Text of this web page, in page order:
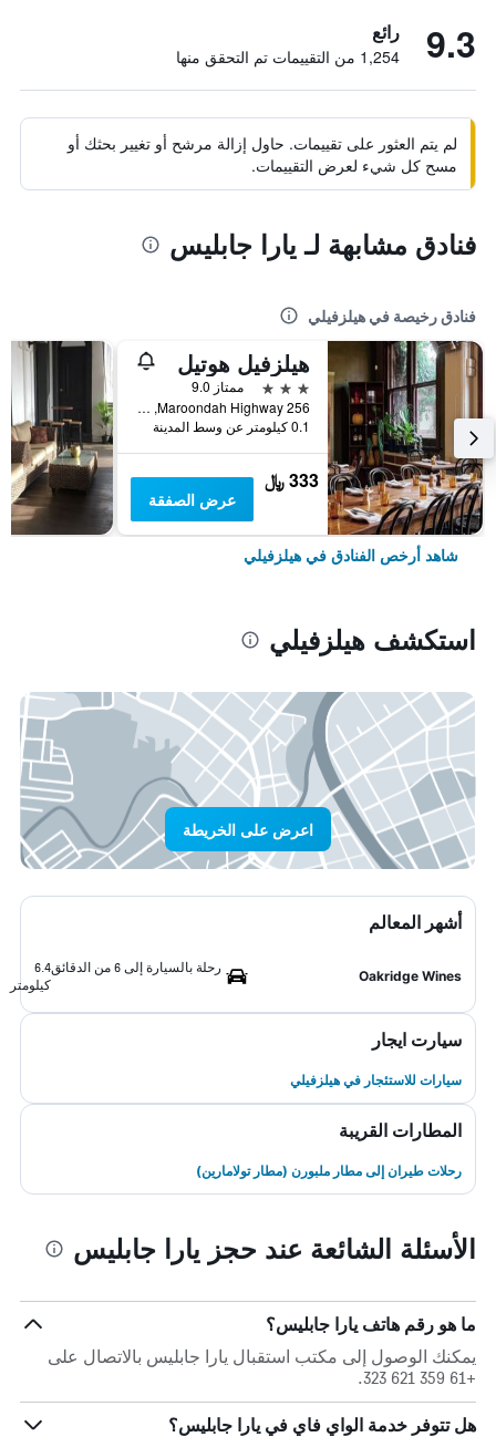
9.3 رائع
1,254 من التقييمات تم التحقق منها
لم يتم العثور على تقييمات. حاول إزالة مرشح أو تغيير بحثك أو
مسح كل شيء لعرض التقييمات.
فنادق مشابهة لـ يارا جابليس
فنادق رخيصة في هيلزفيلي
هيلزفيل هوتيل
3 نجوم
ممتاز 9.0
256 Maroondah Highway, هيلزفيلي, VIC, أستراليا
0.1 كيلومتر عن وسط المدينة
333 ﷼
عرض الصفقة
شاهد أرخص الفنادق في هيلزفيلي
استكشف هيلزفيلي
اعرض على الخريطة
أشهر المعالم
Oakridge Wines
رحلة بالسيارة إلى 6 من الدقائق
6.4
كيلومتر
سيارت ايجار
سيارات للاستئجار في هيلزفيلي
المطارات القريبة
رحلات طيران إلى مطار ملبورن (مطار تولامارين)
الأسئلة الشائعة عند حجز يارا جابليس
ما هو رقم هاتف يارا جابليس؟
يمكنك الوصول إلى مكتب استقبال يارا جابليس بالاتصال على
+61 359 621 323.
هل تتوفر خدمة الواي فاي في يارا جابليس؟